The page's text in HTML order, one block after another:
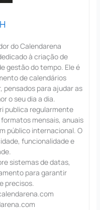
do Calendarena
à criação de
gestão do tempo. Ele é
de calendários
pensados para ajudar as
o seu dia a dia.
publica regularmente
mensais, anuais
público internacional. O
funcionalidade e
sistemas de datas,
para garantir
precisos.